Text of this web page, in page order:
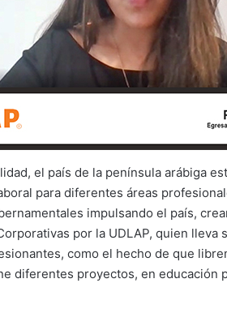
el país de la península arábiga
para diferentes áreas
impulsando el país,
por la UDLAP, quien lleva
como el hecho de que
diferentes proyectos, en